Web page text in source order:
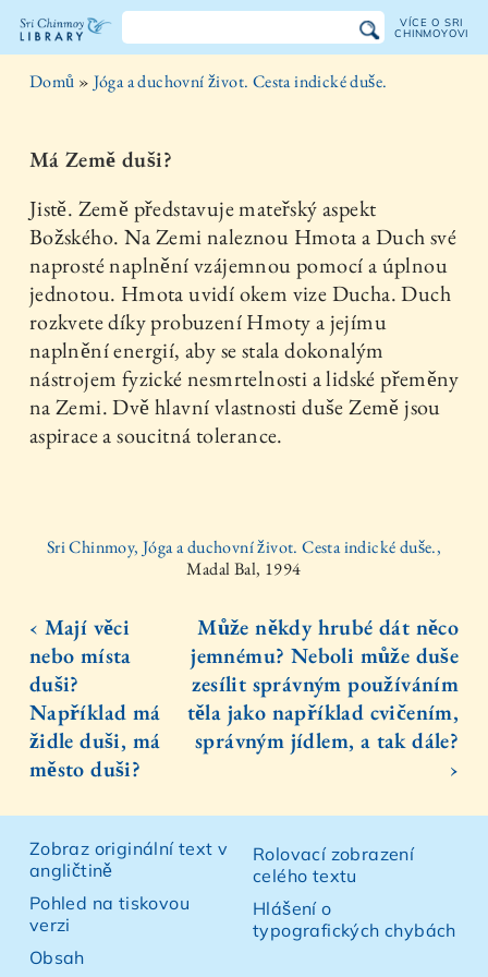
Knihovna
Chinmoye
VÍCE O SRI
CHINMOYOVI
Domů » Jóga a duchovní život. Cesta indické duše.
Má Země duši?
Jistě. Země představuje mateřský aspekt
Božského. Na Zemi naleznou Hmota a Duch své
naprosté naplnění vzájemnou pomocí a úplnou
jednotou. Hmota uvidí okem vize Ducha. Duch
rozkvete díky probuzení Hmoty a jejímu
naplnění energií, aby se stala dokonalým
nástrojem fyzické nesmrtelnosti a lidské přeměny
na Zemi. Dvě hlavní vlastnosti duše Země jsou
aspirace a soucitná tolerance.
Sri Chinmoy, Jóga a duchovní život. Cesta indické duše.,
Madal Bal, 1994
‹ Mají věci
nebo místa
duši?
Například má
židle duši, má
město duši?
Může někdy hrubé dát něco
jemnému? Neboli může duše
zesílit správným používáním
těla jako například cvičením,
správným jídlem, a tak dále?
›
Zobraz originální text v
angličtině
Pohled na tiskovou
verzi
Obsah
Rolovací zobrazení
celého textu
Hlášení o
typografických chybách